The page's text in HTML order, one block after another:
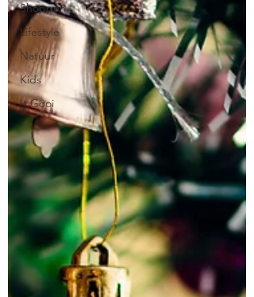
Shoppen
Lifestyle
Natuur
Kids
't Gooi